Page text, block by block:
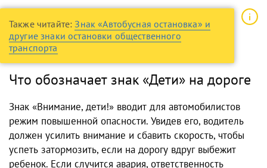
Также читайте:Знак «Автобусная остановка» и
другие знаки остановки общественного
транспорта
Что обозначает знак «Дети» на дороге
Знак «Внимание, дети!» вводит для автомобилистов
режим повышенной опасности. Увидев его, водитель
должен усилить внимание и сбавить скорость, чтобы
успеть затормозить, если на дорогу вдруг выбежит
ребенок. Если случится авария, ответственность